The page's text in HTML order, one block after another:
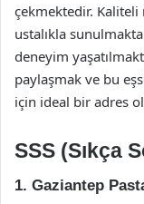
çekmektedir. Kaliteli
ustalıkla
deneyim
paylaşmak ve bu
için ideal bir adres
SSS (Sıkça
1. Gaziantep